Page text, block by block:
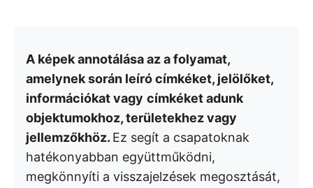
A képek annotálása az a folyamat,
amelynek során leíró címkéket, jelölőket,
információkat vagy címkéket adunk
objektumokhoz, területekhez vagy
jellemzőkhöz. Ez segít a csapatoknak
hatékonyabban együttműködni,
megkönnyíti a visszajelzések megosztását,